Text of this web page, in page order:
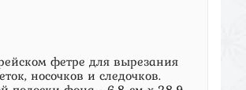
фетре для вырезания
носочков и следочков.